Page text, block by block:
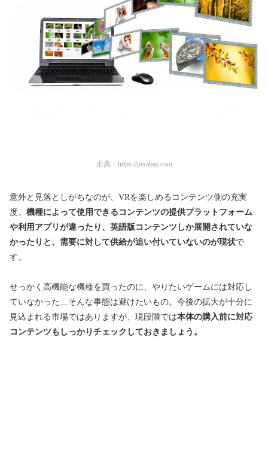
出典： https://pixabay.com
意外と見落としがちなのが、VRを楽しめるコンテンツ側の充実
度。 機種によって使用できるコンテンツの提供プラットフォーム
や利用アプリが違ったり、英語版コンテンツしか展開されていな
かったりと、需要に対して供給が追い付いていないのが現状で
す。
せっかく高機能な機種を買ったのに、やりたいゲームには対応し
ていなかった…そんな事態は避けたいもの。今後の拡大が十分に
見込まれる市場ではありますが、現段階では本体の購入前に対応
コンテンツもしっかりチェックしておきましょう。